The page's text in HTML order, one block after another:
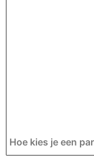
Hoe kies je een